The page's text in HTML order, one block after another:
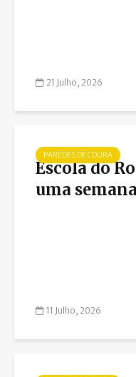
21 Julho, 2026
PAREDES DE COURA
Escola do
uma
11 Julho, 2026